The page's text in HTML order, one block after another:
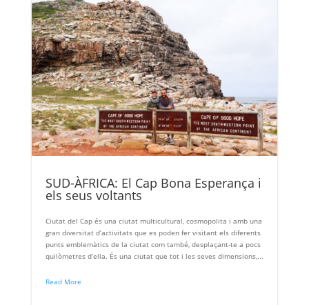
SUD-ÀFRICA: El Cap Bona Esperança i
els seus voltants
Ciutat del Cap és una ciutat multicultural, cosmopolita i amb una
gran diversitat d’activitats que es poden fer visitant els diferents
punts emblemàtics de la ciutat com també, desplaçant-te a pocs
quilòmetres d’ella. És una ciutat que tot i les seves dimensions,...
Read More